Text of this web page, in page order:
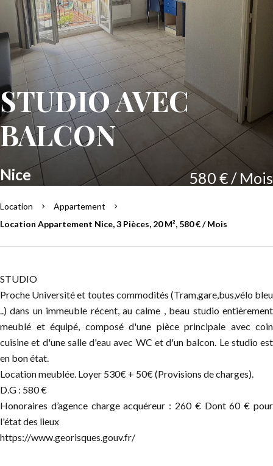
STUDIO AVEC
BALCON
Nice 580 € / Mois
Location
Appartement
Location Appartement Nice, 3 Pièces, 20 M², 580 € / Mois
STUDIO
Proche Université et toutes commodités (Tram,gare,bus,vélo bleu
..) dans un immeuble récent, au calme , beau studio entièrement
meublé et équipé, composé d'une pièce principale avec coin
cuisine et d'une salle d'eau avec WC et d'un balcon. Le studio est
en bon état.
Location meublée. Loyer 530€ + 50€ (Provisions de charges).
D.G : 580 €
Honoraires d’agence charge acquéreur : 260 € Dont 60 € pour
l'état des lieux
https://www.georisques.gouv.fr/